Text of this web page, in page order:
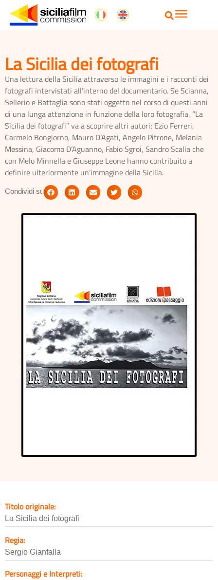
La Sicilia dei fotografi
Una lettura della Sicilia attraverso le immagini e i racconti dei
fotografi intervistati all’interno del documentario. Se Scianna,
Sellerio e Battaglia sono stati oggetto nel corso di questi anni
di una lunga attenzione in funzione della loro fotografia, “La
Sicilia dei fotografi” va a scoprire altri autori; Ezio Ferreri,
Carmelo Bongiorno, Mauro D’Agati, Angelo Pitrone, Melania
Messina, Giacomo D’Aguanno, Fabio Sgroi, Sandro Scalia che
con Melo Minnella e Giuseppe Leone hanno contribuito a
definire ulteriormente un’immagine della Sicilia.
Condividi su
Titolo originale:
La Sicilia dei fotografi
Regia:
Sergio Gianfalla
Personaggi e Interpreti: